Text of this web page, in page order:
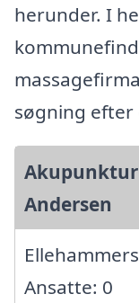
herunder. I
søgning efter
Akupunktur
Andersen
Ansatte: 0